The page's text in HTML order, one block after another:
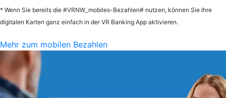
* Wenn Sie bereits die #VRNW_mobiles-Bezahlen# nutzen, können Sie Ihre
digitalen Karten ganz einfach in der VR Banking App aktivieren.
Mehr zum mobilen Bezahlen